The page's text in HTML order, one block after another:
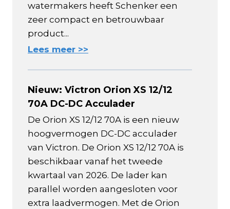
watermakers heeft Schenker een
zeer compact en betrouwbaar
product...
Lees meer >>
Nieuw: Victron Orion XS 12/12
70A DC-DC Acculader
De Orion XS 12/12 70A is een nieuw
hoogvermogen DC-DC acculader
van Victron. De Orion XS 12/12 70A is
beschikbaar vanaf het tweede
kwartaal van 2026. De lader kan
parallel worden aangesloten voor
extra laadvermogen. Met de Orion